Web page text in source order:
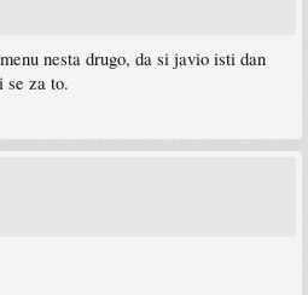
nesta drugo, da si javio isti dan
se za to.